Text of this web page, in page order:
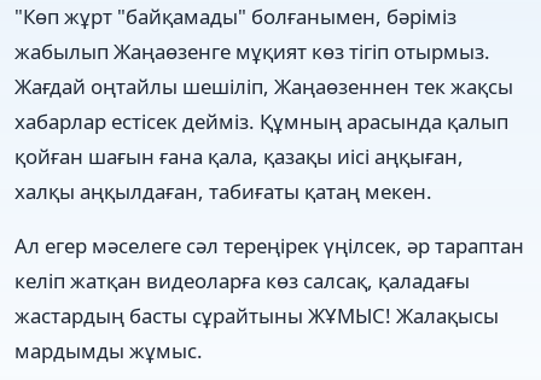
"Көп жұрт "байқамады" болғанымен, бәріміз
жабылып Жаңаөзенге мұқият көз тігіп отырмыз.
Жағдай оңтайлы шешіліп, Жаңаөзеннен тек жақсы
хабарлар естісек дейміз. Құмның арасында қалып
қойған шағын ғана қала, қазақы иісі аңқыған,
халқы аңқылдаған, табиғаты қатаң мекен.
Ал егер мәселеге сәл тереңірек үңілсек, әр тараптан
келіп жатқан видеоларға көз салсақ, қаладағы
жастардың басты сұрайтыны ЖҰМЫС! Жалақысы
мардымды жұмыс.